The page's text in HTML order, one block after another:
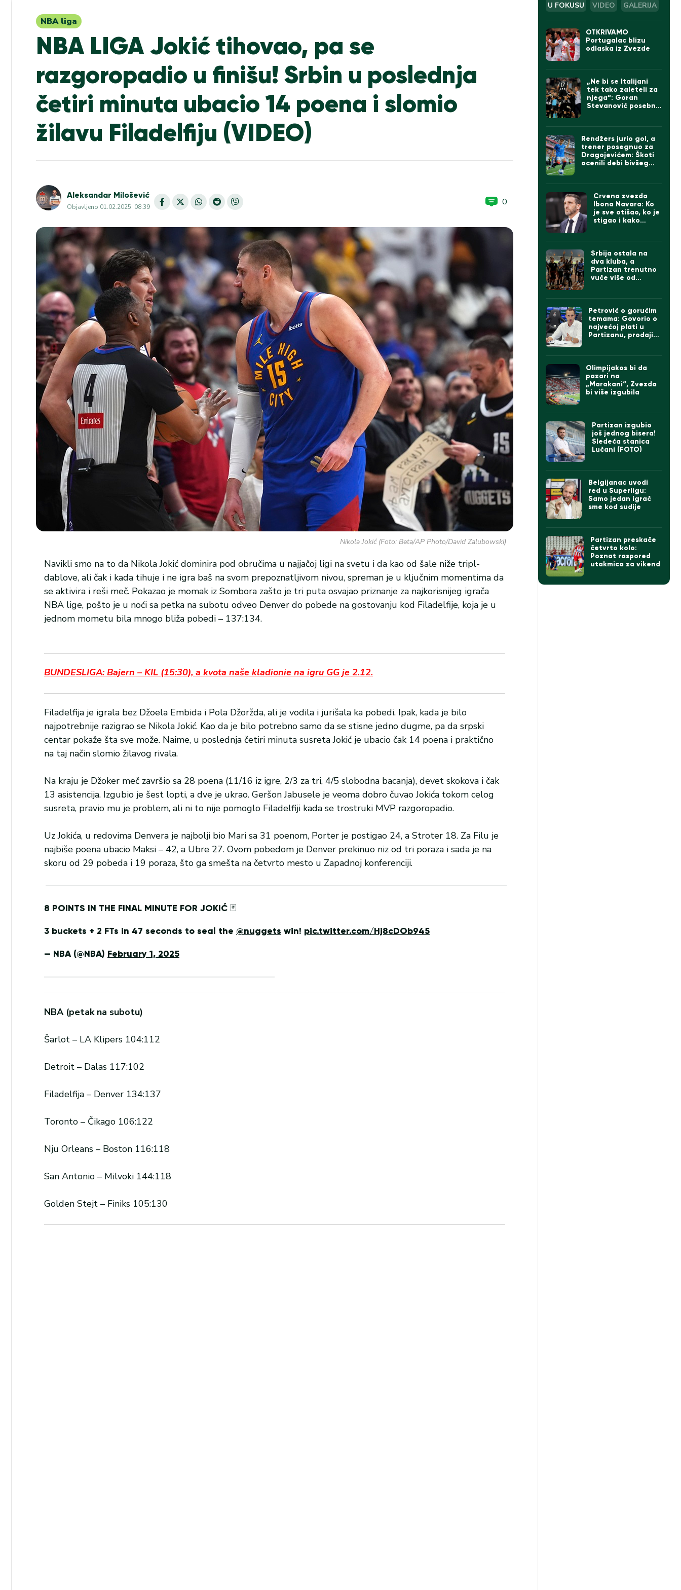
NBA liga
NBA LIGA Jokić tihovao, pa se
razgoropadio u finišu! Srbin u poslednja
četiri minuta ubacio 14 poena i slomio
žilavu Filadelfiju (VIDEO)
Aleksandar Milošević
Objavljeno 01.02.2025. 08:39 0
Nikola Jokić (Foto: Beta/AP Photo/David Zalubowski)
Navikli smo na to da Nikola Jokić dominira pod obručima u najjačoj ligi na svetu i da kao od šale niže tripl-
dablove, ali čak i kada tihuje i ne igra baš na svom prepoznatljivom nivou, spreman je u ključnim momentima da
se aktivira i reši meč. Pokazao je momak iz Sombora zašto je tri puta osvajao priznanje za najkorisnijeg igrača
NBA lige, pošto je u noći sa petka na subotu odveo Denver do pobede na gostovanju kod Filadelfije, koja je u
jednom mometu bila mnogo bliža pobedi – 137:134.
BUNDESLIGA: Bajern – KIL (15:30), a kvota naše kladionie na igru GG je 2.12.
Filadelfija je igrala bez Džoela Embida i Pola Džoržda, ali je vodila i jurišala ka pobedi. Ipak, kada je bilo
najpotrebnije razigrao se Nikola Jokić. Kao da je bilo potrebno samo da se stisne jedno dugme, pa da srpski
centar pokaže šta sve može. Naime, u poslednja četiri minuta susreta Jokić je ubacio čak 14 poena i praktično
na taj način slomio žilavog rivala.
Na kraju je Džoker meč završio sa 28 poena (11/16 iz igre, 2/3 za tri, 4/5 slobodna bacanja), devet skokova i čak
13 asistencija. Izgubio je šest lopti, a dve je ukrao. Geršon Jabusele je veoma dobro čuvao Jokića tokom celog
susreta, pravio mu je problem, ali ni to nije pomoglo Filadelfiji kada se trostruki MVP razgoropadio.
Uz Jokića, u redovima Denvera je najbolji bio Mari sa 31 poenom, Porter je postigao 24, a Stroter 18. Za Filu je
najbiše poena ubacio Maksi – 42, a Ubre 27. Ovom pobedom je Denver prekinuo niz od tri poraza i sada je na
skoru od 29 pobeda i 19 poraza, što ga smešta na četvrto mesto u Zapadnoj konferenciji.
8 POINTS IN THE FINAL MINUTE FOR JOKIĆ 🃏
3 buckets + 2 FTs in 47 seconds to seal the @nuggets win! pic.twitter.com/Hj8cDOb945
— NBA (@NBA) February 1, 2025
NBA (petak na subotu)
Šarlot – LA Klipers 104:112
Detroit – Dalas 117:102
Filadelfija – Denver 134:137
Toronto – Čikago 106:122
Nju Orleans – Boston 116:118
San Antonio – Milvoki 144:118
Golden Stejt – Finiks 105:130
U FOKUSU VIDEO GALERIJA
OTKRIVAMO
Portugalac blizu
odlaska iz Zvezde
„Ne bi se Italijani
tek tako zaleteli za
njega“: Goran
Stevanović posebno
Rendžers jurio gol, a
trener posegnuo za
Dragojevićem: Škoti
ocenili debi bivšeg
Crvena zvezda
Ibona Navara: Ko
je sve otišao, ko je
stigao i kako
Srbija ostala na
dva kluba, a
Partizan trenutno
vuče više od
Petrović o gorućim
temama: Govorio o
najvećoj plati u
Partizanu, prodaji
Olimpijakos bi da
pazari na
„Marakani“, Zvezda
bi više izgubila
Partizan izgubio
još jednog bisera!
Sledeća stanica
Lučani (FOTO)
Belgijanac uvodi
red u Superligu:
Samo jedan igrač
sme kod sudije
Partizan preskače
četvrto kolo:
Poznat raspored
utakmica za vikend